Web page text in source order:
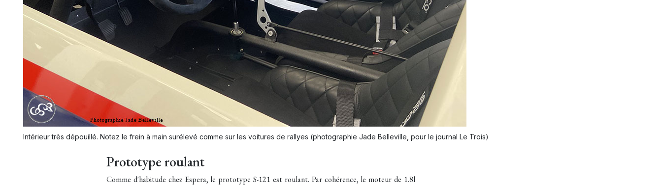
Intérieur très dépouillé. Notez le frein à main surélevé comme sur les voitures de rallyes (photographie Jade Belleville, pour le journal Le Trois)
Prototype roulant
Comme d'habitude chez Espera, le prototype S-121 est roulant. Par cohérence, le moteur de 1.8l